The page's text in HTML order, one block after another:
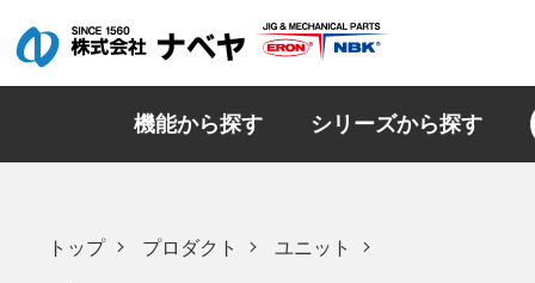
機能から探す シリーズから探す
トップ プロダクト ユニット